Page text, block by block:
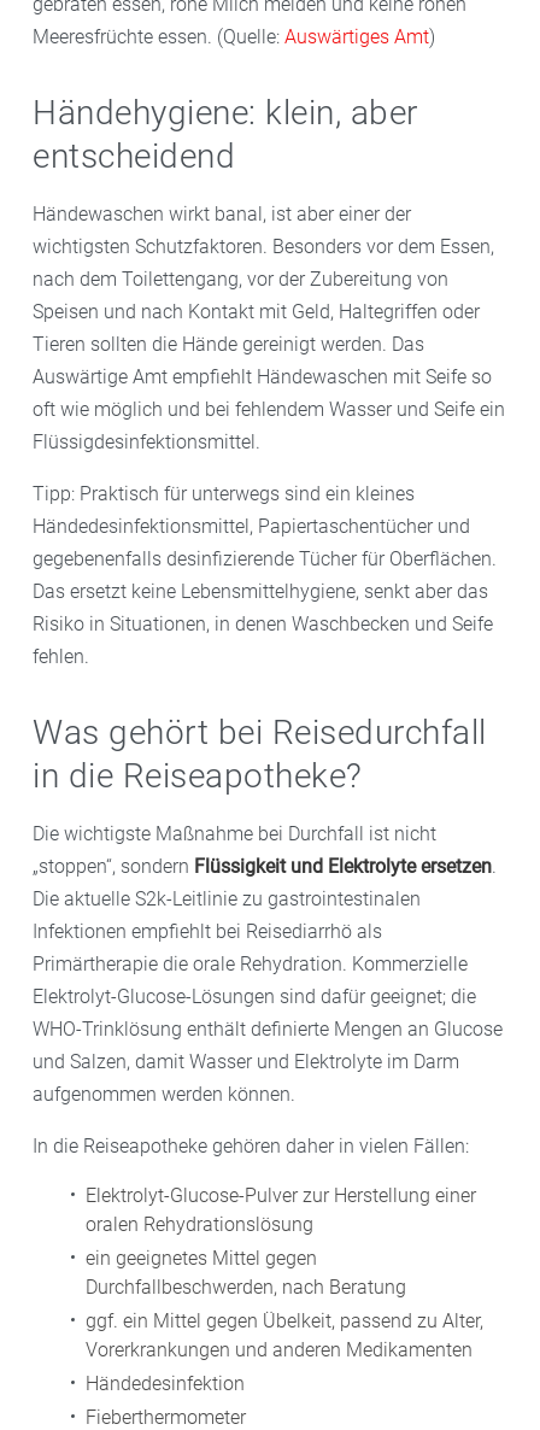
Meeresfrüchte essen. (Quelle: Auswärtiges Amt)
Händehygiene: klein, aber
entscheidend
Händewaschen wirkt banal, ist aber einer der
wichtigsten Schutzfaktoren. Besonders vor dem Essen,
nach dem Toilettengang, vor der Zubereitung von
Speisen und nach Kontakt mit Geld, Haltegriffen oder
Tieren sollten die Hände gereinigt werden. Das
Auswärtige Amt empfiehlt Händewaschen mit Seife so
oft wie möglich und bei fehlendem Wasser und Seife ein
Flüssigdesinfektionsmittel.
Tipp: Praktisch für unterwegs sind ein kleines
Händedesinfektionsmittel, Papiertaschentücher und
gegebenenfalls desinfizierende Tücher für Oberflächen.
Das ersetzt keine Lebensmittelhygiene, senkt aber das
Risiko in Situationen, in denen Waschbecken und Seife
fehlen.
Was gehört bei Reisedurchfall
in die Reiseapotheke?
Die wichtigste Maßnahme bei Durchfall ist nicht
„stoppen“, sondern Flüssigkeit und Elektrolyte ersetzen.
Die aktuelle S2k-Leitlinie zu gastrointestinalen
Infektionen empfiehlt bei Reisediarrhö als
Primärtherapie die orale Rehydration. Kommerzielle
Elektrolyt-Glucose-Lösungen sind dafür geeignet; die
WHO-Trinklösung enthält definierte Mengen an Glucose
und Salzen, damit Wasser und Elektrolyte im Darm
aufgenommen werden können.
In die Reiseapotheke gehören daher in vielen Fällen:
Elektrolyt-Glucose-Pulver zur Herstellung einer
oralen Rehydrationslösung
ein geeignetes Mittel gegen
Durchfallbeschwerden, nach Beratung
ggf. ein Mittel gegen Übelkeit, passend zu Alter,
Vorerkrankungen und anderen Medikamenten
Händedesinfektion
Fieberthermometer